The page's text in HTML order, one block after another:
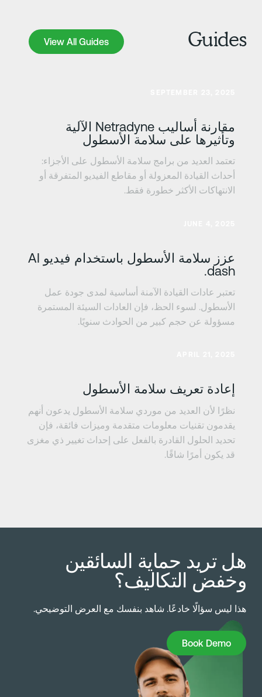
View All Guides
View All Guides
مقارنة أساليب Netradyne الآلية
وتأثيرها على سلامة الأسطول
تعتمد العديد من برامج سلامة الأسطول على الأجزاء:
أحداث القيادة المعزولة أو مقاطع الفيديو المتفرقة أو
الانتهاكات الأكثر خطورة فقط.
عزز سلامة الأسطول باستخدام فيديو AI
dash.
تعتبر عادات القيادة الآمنة أساسية لمدى جودة عمل
الأسطول. لسوء الحظ، فإن العادات السيئة المستمرة
مسؤولة عن حجم كبير من الحوادث سنويًا.
إعادة تعريف سلامة الأسطول
نظرًا لأن العديد من موردي سلامة الأسطول يدعون أنهم
يقدمون تقنيات معلومات متقدمة وميزات فائقة، فإن
تحديد الحلول القادرة بالفعل على إحداث تغيير ذي مغزى
قد يكون أمرًا شاقًا.
تريد حماية السائقين
التكاليف؟
ليس سؤالًا خادعًا. شاهد بنفسك مع العرض التوضيحي.
Book Demo
Book